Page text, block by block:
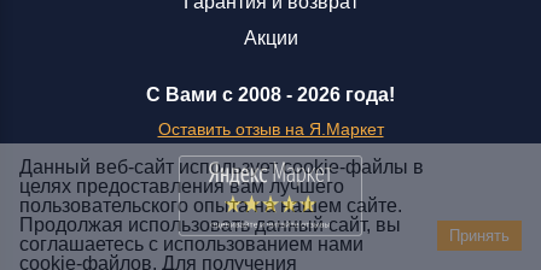
С Вами с 2008 - 2026 года!
Оставить отзыв на Я.Маркет
Акции
Заказать звонок
+7 (929) 551-70-07
Данный веб-сайт использует cookie-файлы в
целях предоставления вам лучшего
пользовательского опыта на нашем сайте.
Продолжая использовать данный сайт, вы
соглашаетесь с использованием нами
cookie-файлов. Для получения
Принять